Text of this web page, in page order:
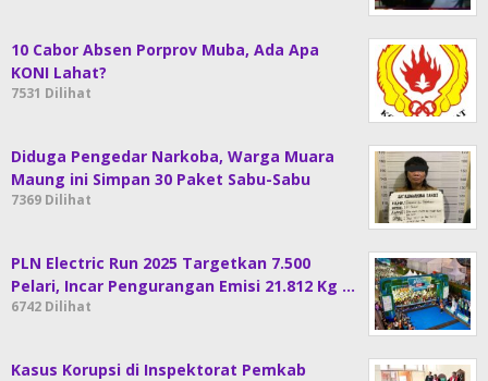
10 Cabor Absen Porprov Muba, Ada Apa
KONI Lahat?
7531 Dilihat
Diduga Pengedar Narkoba, Warga Muara
Maung ini Simpan 30 Paket Sabu-Sabu
7369 Dilihat
PLN Electric Run 2025 Targetkan 7.500
Pelari, Incar Pengurangan Emisi 21.812 Kg …
6742 Dilihat
Kasus Korupsi di Inspektorat Pemkab